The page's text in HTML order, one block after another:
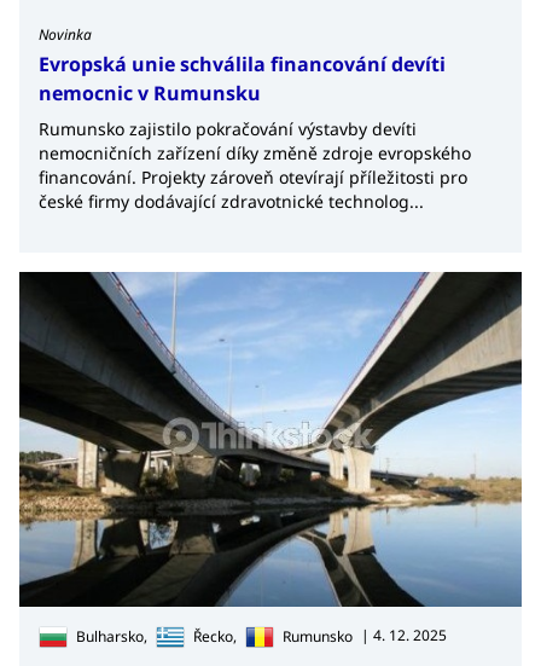
Novinka
Evropská unie schválila financování devíti
nemocnic v Rumunsku
Rumunsko zajistilo pokračování výstavby devíti
nemocničních zařízení díky změně zdroje evropského
financování. Projekty zároveň otevírají příležitosti pro
české firmy dodávající zdravotnické technolog...
Bulharsko, Řecko, Rumunsko | 4. 12. 2025